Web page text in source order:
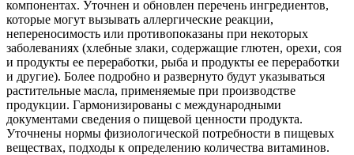
компонентах. Уточнен и обновлен перечень ингредиентов,
которые могут вызывать аллергические реакции,
непереносимость или противопоказаны при некоторых
заболеваниях (хлебные злаки, содержащие глютен, орехи, соя
и продукты ее переработки, рыба и продукты ее переработки
и другие). Более подробно и развернуто будут указываться
растительные масла, применяемые при производстве
продукции. Гармонизированы с международными
документами сведения о пищевой ценности продукта.
Уточнены нормы физиологической потребности в пищевых
веществах, подходы к определению количества витаминов.